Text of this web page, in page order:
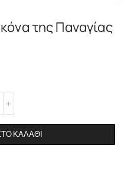
της Παναγίας
ΚΑΛΆΘΙ